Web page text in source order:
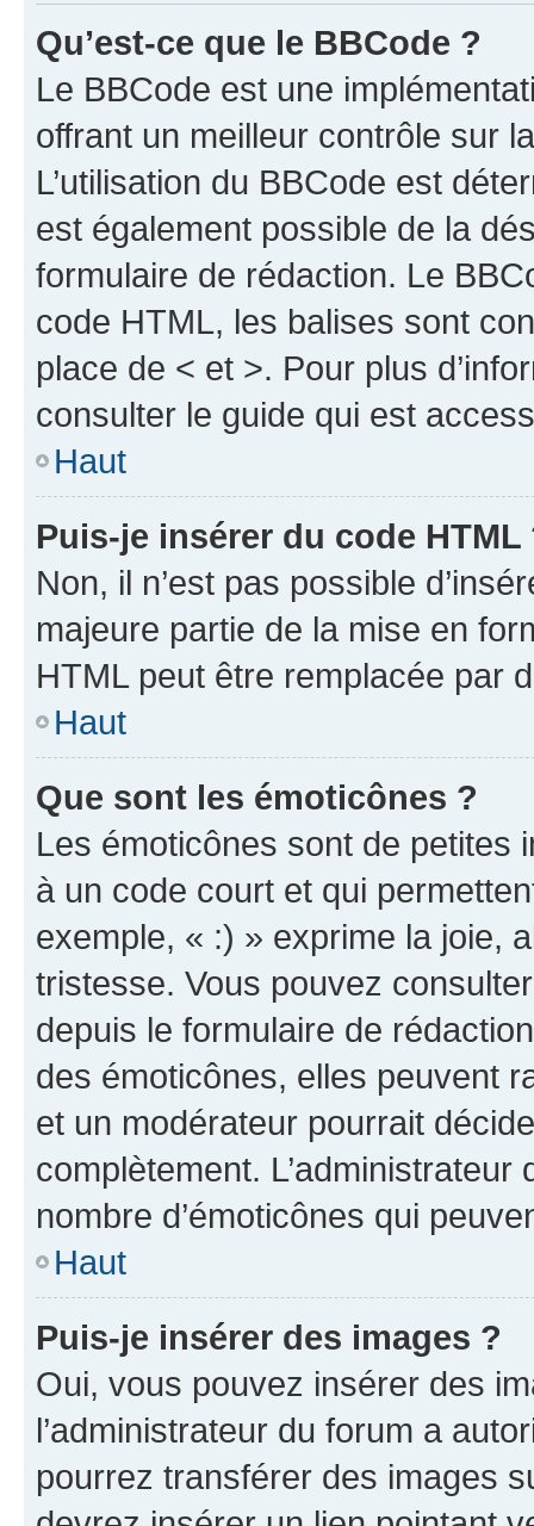
Qu’est-ce que le BBCode ?
Le BBCode est une
offrant un meilleur contrôle sur
L’utilisation du BBCode est
est également possible de la
formulaire de rédaction. Le
code HTML, les balises sont
place de < et >. Pour plus
consulter le guide qui est
Haut
Puis-je insérer du code HTML
Non, il n’est pas possible
majeure partie de la mise en
HTML peut être remplacée par
Haut
Que sont les émoticônes ?
Les émoticônes sont de petites
à un code court et qui
exemple, « :) » exprime la joie,
tristesse. Vous pouvez
depuis le formulaire de
des émoticônes, elles peuvent
et un modérateur pourrait
complètement.
nombre d’émoticônes qui
Haut
Puis-je insérer des images ?
Oui, vous pouvez insérer des
l’administrateur du forum a
pourrez transférer des images